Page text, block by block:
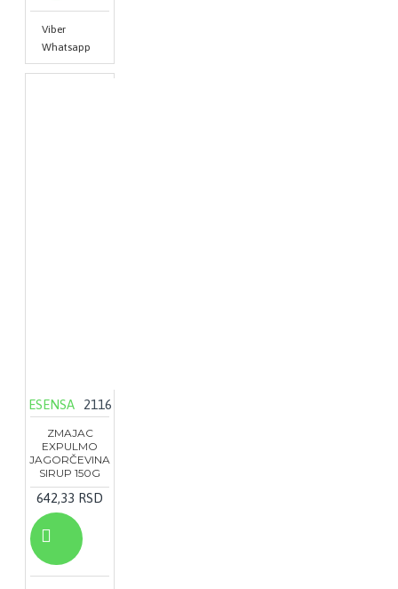
Viber
Whatsapp
ESENSA 2116
ZMAJAC
EXPULMO
JAGORČEVINA
SIRUP 150G
642,33 RSD